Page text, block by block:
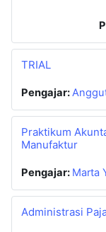
TRIAL
Pengajar:
Praktikum
Manufaktur
Pengajar: Marta
Administrasi